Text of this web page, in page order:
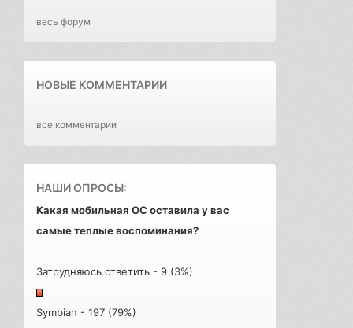
весь форум
НОВЫЕ КОММЕНТАРИИ
все комментарии
НАШИ ОПРОСЫ:
Какая мобильная ОС оставила у вас
самые теплые воспоминания?
Затрудняюсь ответить - 9 (3%)
Symbian - 197 (79%)